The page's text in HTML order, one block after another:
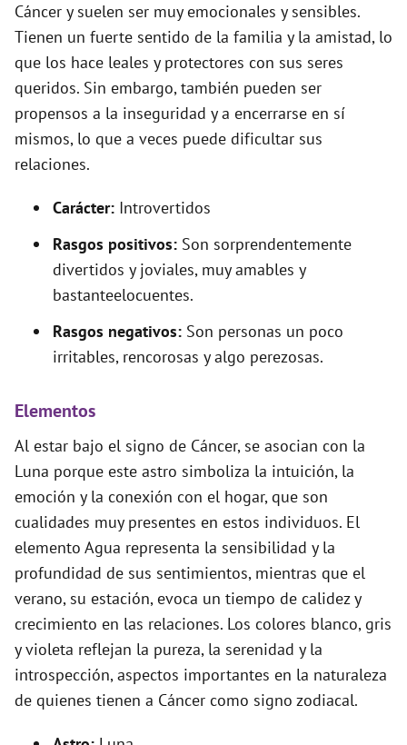
Cáncer y suelen ser muy emocionales y sensibles.
Tienen un fuerte sentido de la familia y la amistad, lo
que los hace leales y protectores con sus seres
queridos. Sin embargo, también pueden ser
propensos a la inseguridad y a encerrarse en sí
mismos, lo que a veces puede dificultar sus
relaciones.
Carácter: Introvertidos
Rasgos positivos: Son sorprendentemente
divertidos y joviales, muy amables y
bastanteelocuentes.
Rasgos negativos: Son personas un poco
irritables, rencorosas y algo perezosas.
Elementos
Al estar bajo el signo de Cáncer, se asocian con la
Luna porque este astro simboliza la intuición, la
emoción y la conexión con el hogar, que son
cualidades muy presentes en estos individuos. El
elemento Agua representa la sensibilidad y la
profundidad de sus sentimientos, mientras que el
verano, su estación, evoca un tiempo de calidez y
crecimiento en las relaciones. Los colores blanco, gris
y violeta reflejan la pureza, la serenidad y la
introspección, aspectos importantes en la naturaleza
de quienes tienen a Cáncer como signo zodiacal.